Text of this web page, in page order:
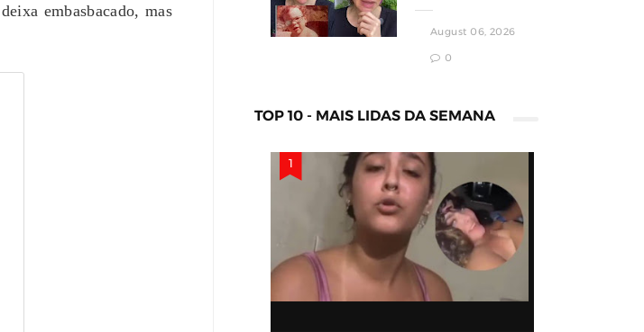
embasbacado, mas
August 06, 2026
0
TOP 10 - MAIS LIDAS DA SEMANA